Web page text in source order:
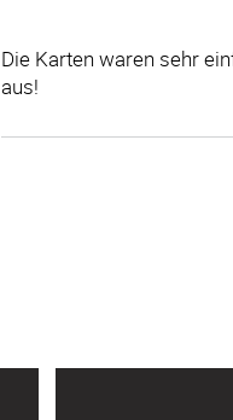
Die Karten waren sehr
aus!